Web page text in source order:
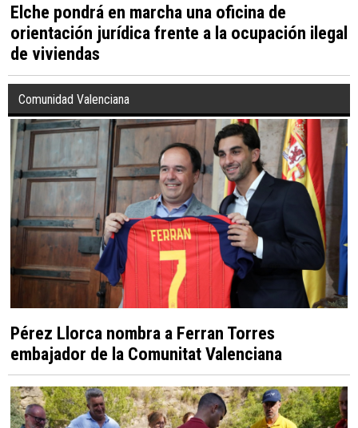
Elche pondrá en marcha una oficina de
orientación jurídica frente a la ocupación ilegal
de viviendas
Comunidad Valenciana
Pérez Llorca nombra a Ferran Torres
embajador de la Comunitat Valenciana